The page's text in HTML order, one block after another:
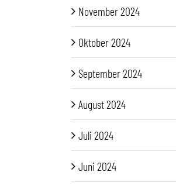
November 2024
Oktober 2024
September 2024
August 2024
Juli 2024
Juni 2024